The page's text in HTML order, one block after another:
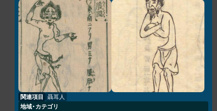
関連項目 聶耳人
地域・カテゴリ